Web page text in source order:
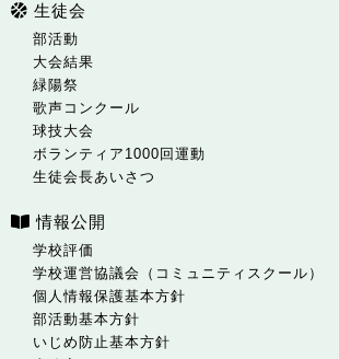
生徒会
部活動
大会結果
緑陽祭
歌声コンクール
球技大会
ボランティア1000回運動
生徒会長あいさつ
情報公開
学校評価
学校運営協議会（コミュニティスクール）
個人情報保護基本方針
部活動基本方針
いじめ防止基本方針